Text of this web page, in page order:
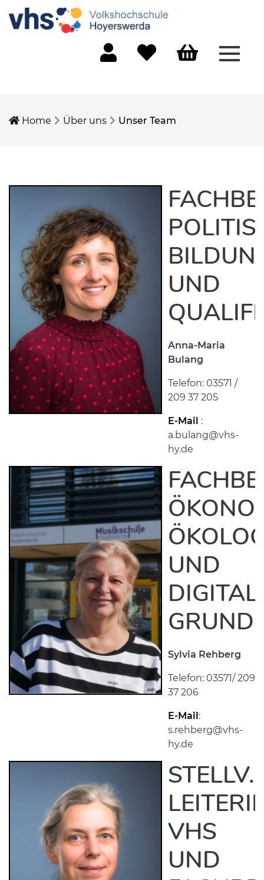
Home Über uns Unser Team
UND
Anna-Maria
Bulang
Telefon: 03571 /
209 37 205
E-Mail :
a.bulang@vhs-
hy.de
UND
Sylvia Rehberg
Telefon: 03571/ 209
37 206
E-Mail:
s.rehberg@vhs-
hy.de
STELLV.
VHS
UND